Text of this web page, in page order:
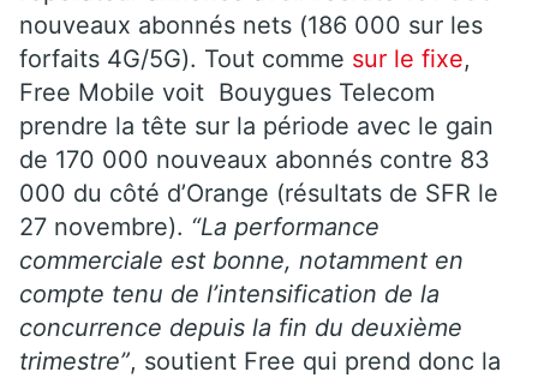
nouveaux abonnés nets (186 000 sur les
forfaits 4G/5G). Tout comme sur le fixe,
Free Mobile voit Bouygues Telecom
prendre la tête sur la période avec le gain
de 170 000 nouveaux abonnés contre 83
000 du côté d’Orange (résultats de SFR le
27 novembre). “La performance
commerciale est bonne, notamment en
compte tenu de l’intensification de la
concurrence depuis la fin du deuxième
trimestre”, soutient Free qui prend donc la